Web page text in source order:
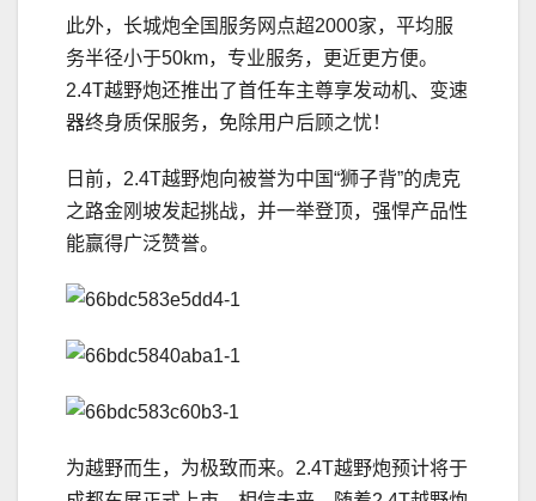
此外，长城炮全国服务网点超2000家，平均服
务半径小于50km，专业服务，更近更方便。
2.4T越野炮还推出了首任车主尊享发动机、变速
器终身质保服务，免除用户后顾之忧！
日前，2.4T越野炮向被誉为中国“狮子背”的虎克
之路金刚坡发起挑战，并一举登顶，强悍产品性
能赢得广泛赞誉。
为越野而生，为极致而来。2.4T越野炮预计将于